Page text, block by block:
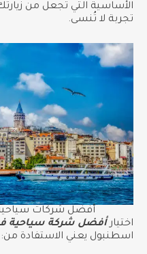
الأساسية التي تجعل من
تجربة لا تُنسى.
أفضل شركات
اختيارأفضل شركة سياحية في
اسطنبول يعني الاستفادة من: